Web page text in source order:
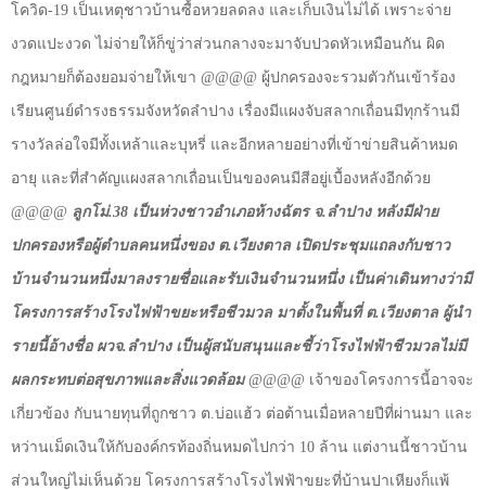
โควิด-19 เป็นเหตุชาวบ้านซื้อหวยลดลง และเก็บเงินไม่ได้ เพราะจ่าย
งวดแปะงวด ไม่จ่ายให้ก็ขู่ว่าส่วนกลางจะมาจับปวดหัวเหมือนกัน ผิด
กฎหมายก็ต้องยอมจ่ายให้เขา @@@@ ผู้ปกครองจะรวมตัวกันเข้าร้อง
เรียนศูนย์ดำรงธรรมจังหวัดลำปาง เรื่องมีแผงจับสลากเถื่อนมีทุกร้านมี
รางวัลล่อใจมีทั้งเหล้าและบุหรี่ และอีกหลายอย่างที่เข้าข่ายสินค้าหมด
อายุ และที่สำคัญแผงสลากเถื่อนเป็นของคนมีสีอยู่เบื้องหลังอีกด้วย
@@@@ ลูกโม่.38 เป็นห่วงชาวอำเภอห้างฉัตร จ.ลำปาง หลังมีฝ่าย
ปกครองหรือผู้ตำบลคนหนึ่งของ ต.เวียงตาล เปิดประชุมแถลงกับชาว
บ้านจำนวนหนึ่งมาลงรายชื่อและรับเงินจำนวนหนึ่ง เป็นค่าเดินทางว่ามี
โครงการสร้างโรงไฟฟ้าขยะหรือชีวมวล มาตั้งในพื้นที่ ต.เวียงตาล ผู้นำ
รายนี้อ้างชื่อ ผวจ.ลำปาง เป็นผู้สนับสนุนและชี้ว่าโรงไฟฟ้าชีวมวลไม่มี
ผลกระทบต่อสุขภาพและสิ่งแวดล้อม @@@@ เจ้าของโครงการนี้อาจจะ
เกี่ยวข้อง กับนายทุนที่ถูกชาว ต.บ่อแฮ้ว ต่อต้านเมื่อหลายปีที่ผ่านมา และ
หว่านเม็ดเงินให้กับองค์กรท้องถิ่นหมดไปกว่า 10 ล้าน แต่งานนี้ชาวบ้าน
ส่วนใหญ่ไม่เห็นด้วย โครงการสร้างโรงไฟฟ้าขยะที่บ้านปาเหียงก็แพ้